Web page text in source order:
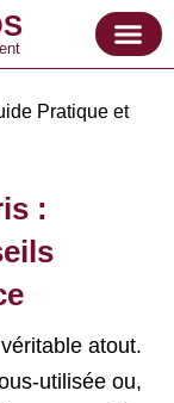
Pratique et
:
atout.
utilisée ou,